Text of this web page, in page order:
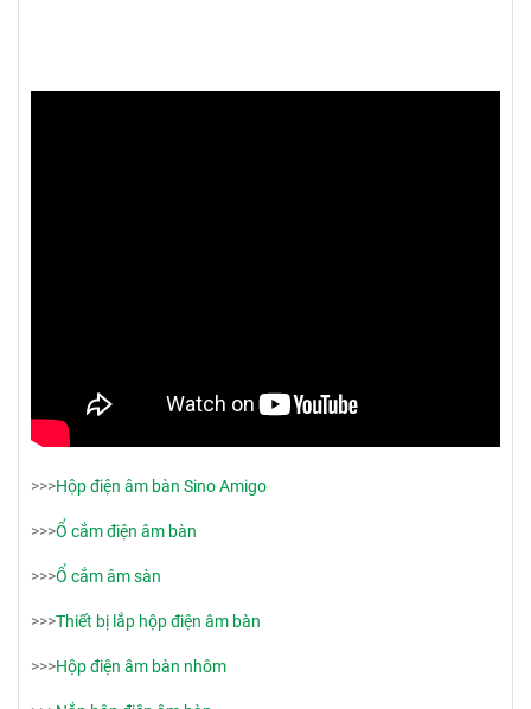
>>>Hộp điện âm bàn Sino Amigo
>>>Ổ cắm điện âm bàn
>>>Ổ cắm âm sàn
>>>Thiết bị lắp hộp điện âm bàn
>>>Hộp điện âm bàn nhôm